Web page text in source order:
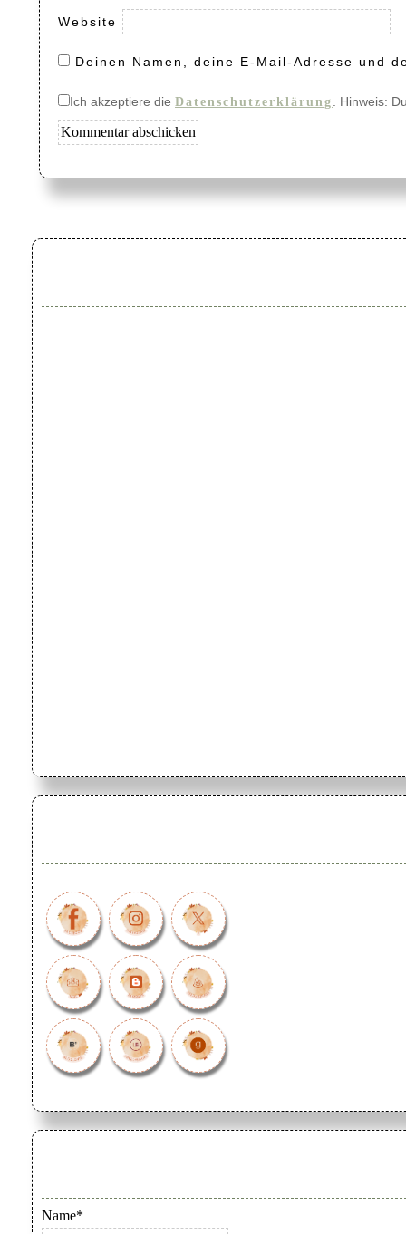
Website
Deinen Namen, deine E-Mail-Adresse und
Ich akzeptiere die Datenschutzerklärung . Hinweis:
Name*